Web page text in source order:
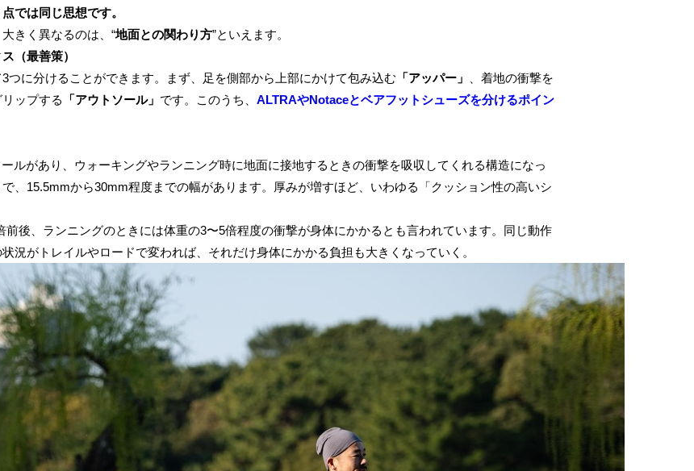
では同じ思想です。
きく異なるのは、“地面との関わり方”といえます。
（最善策）
つに分けることができます。まず、足を側部から上部にかけて包み込む 「アッパー 」
、着地の衝撃を
リップする 「アウトソール」 です。このうち、 ALTRAやNotaceとベアフットシューズを分けるポイン
ルがあり、ウォーキングやランニング時に地面に接地するときの衝撃を吸収してくれる構造になっ
、15.5mmから30mm程度までの幅があります。厚みが増すほど、いわゆる「クッション性の高いシ
後、ランニングのときには体重の3〜5倍程度の衝撃が身体にかかるとも言われています。同じ動作
況がトレイルやロードで変われば、それだけ身体にかかる負担も大きくなっていく。